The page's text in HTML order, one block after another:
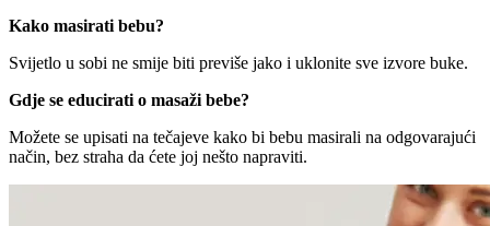
Kako masirati bebu?
Svijetlo u sobi ne smije biti previše jako i uklonite sve izvore buke.
Gdje se educirati o masaži bebe?
Možete se upisati na tečajeve kako bi bebu masirali na odgovarajući
način, bez straha da ćete joj nešto napraviti.